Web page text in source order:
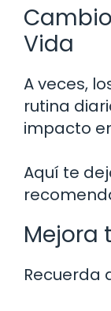
Vida
A veces,
rutina
impacto
Aquí te
Mejora
Recuerda